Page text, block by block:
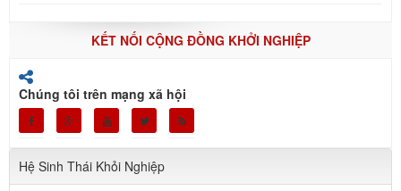
KẾT NỐI CỘNG ĐỒNG KHỞI NGHIỆP
Chúng tôi trên mạng xã hội
Hệ Sinh Thái Khỏi Nghiệp